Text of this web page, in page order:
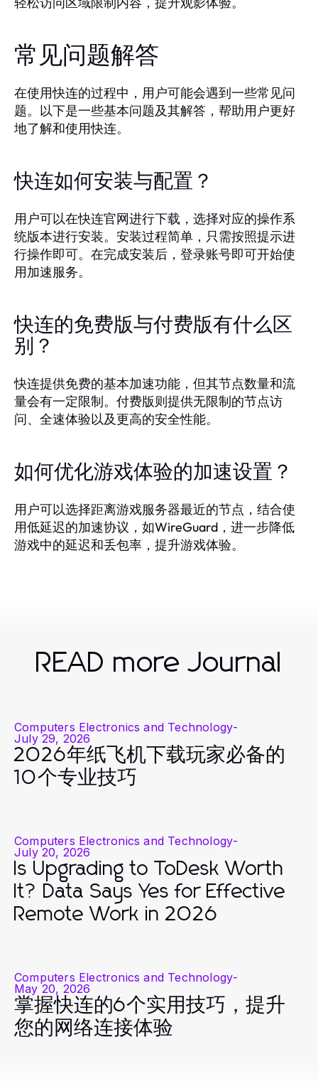
常见问题解答
在使用快连的过程中，用户可能会遇到一些常见问
题。以下是一些基本问题及其解答，帮助用户更好
地了解和使用快连。
快连如何安装与配置？
用户可以在快连官网进行下载，选择对应的操作系
统版本进行安装。安装过程简单，只需按照提示进
行操作即可。在完成安装后，登录账号即可开始使
用加速服务。
快连的免费版与付费版有什么区
别？
快连提供免费的基本加速功能，但其节点数量和流
量会有一定限制。付费版则提供无限制的节点访
问、全速体验以及更高的安全性能。
如何优化游戏体验的加速设置？
用户可以选择距离游戏服务器最近的节点，结合使
用低延迟的加速协议，如WireGuard，进一步降低
游戏中的延迟和丢包率，提升游戏体验。
READ more Journal
Computers Electronics and Technology-
July 29, 2026
2026年纸飞机下载玩家必备的
10个专业技巧
Computers Electronics and Technology-
July 20, 2026
Is Upgrading to ToDesk Worth
It? Data Says Yes for Effective
Remote Work in 2026
Computers Electronics and Technology-
May 20, 2026
掌握快连的6个实用技巧，提升
您的网络连接体验